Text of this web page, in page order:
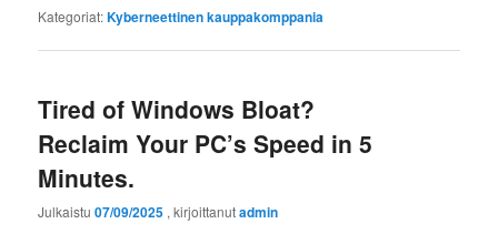
Kategoriat:Kyberneettinen kauppakomppania
Tired of Windows Bloat?
Reclaim Your PC’s Speed in 5
Minutes.
Julkaistu07/09/2025 , kirjoittanutadmin